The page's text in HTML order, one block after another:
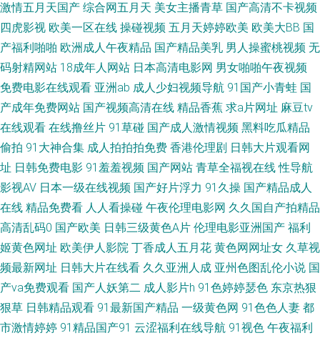
交 91美女足交麻豆 国产白丝探花 另类Av色五月 日韩肏逼无码 香蕉网站在线
欧美中文视频 久久夜av 亚州色区 97人人 午夜欧美伦 91视频观看 国产搡女
人高潮 欧美ssswww 天美传媒毛片 91社地址 成人天堂网 免费观看国产视频
青青草99热 91在线播放视频 九九国产热 欧美性爰aa 91精品网 国产第92页
另类图片亚洲色图 日韩三级毛片 WWW性欧美 激情福利社 日本69视频 午夜
影院6018 91给我女成人 人妻伊人大香蕉 黄色超碰 1024成人网 草莓视频网
站18 黑丝袜被捅内射 日本理论53水 91n女处 抖阴在线免费观看 另类激情 天
堂青青草 午夜日韩免费a 91偷拍探花网站 激情狠狠撸 日韩精品区 国产欧美
日韩日逼 日韩A∨小电影 2026午夜伦理 大香蕉福利 久久大香蕉伊人 日韩无
激情五月天国产 综合网五月天 美女主播青草 国产高清不卡视频
四虎影视 欧美一区在线 操碰视频 五月天婷婷欧美 欧美大BB 国
产福利啪啪 欧洲成人午夜精品 国产精品美乳 男人操蜜桃视频 无
码射精网站 18成年人网站 日本高清电影网 男女啪啪午夜视频
免费电影在线观看 亚洲ab 成人少妇视频导航 91国产小青蛙 国
产成年免费网站 国产视频高清在线 精品香蕉 求a片网址 麻豆tv
在线观看 在线撸丝片 91草碰 国产成人激情视频 黑料吃瓜精品
偷拍 91大神合集 成人拍拍拍免费 香港伦理剧 日韩大片观看网
址 日韩免费电影 91羞羞视频 国产网站 青草全福视在线 性导航
影视AV 日本一级在线视频 国产好片浮力 91久操 国产精品成人
在线 精品免费看 人人看操碰 午夜伦理电影网 久久国自产拍精品
高清乱码0 国产欧美 日韩三级黄色A片 伦理电影亚洲国产 福利
姬黄色网址 欧美伊人影院 丁香成人五月花 黄色网网址女 久草视
频最新网址 日韩大片在线看 久久亚洲人成 亚州色图乱伦小说 国
产va免费观看 国产人妖第二 成人影片h 91色婷婷瑟色 东京热狠
狠草 日韩精品观看 91最新国产精品 一级黄色网 91色色人妻 都
市激情婷婷 91精品国产91 云涩福利在线导航 91视色 午夜福利